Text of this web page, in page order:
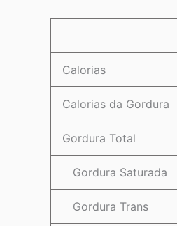
Calorias
Calorias da Gordura
Gordura Total
Gordura Saturada
Gordura Trans